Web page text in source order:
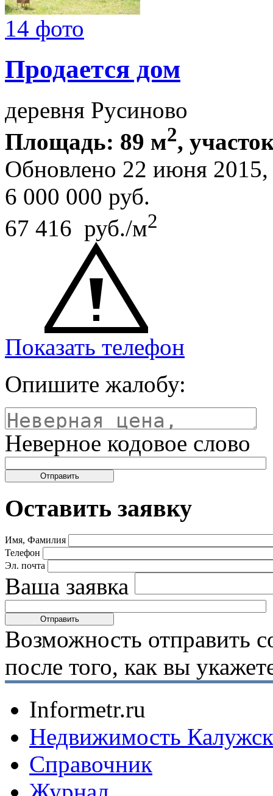
14 фото
Продается дом
деревня Русиново
Площадь: 89 м2,
Обновлено 22 июня
6 000 000 руб.
67 416 руб./м2
Показать телефон
Опишите жалобу:
Неверное кодовое слово
Оставить заявку
Имя, Фамилия
Телефон
Эл. почта
Ваша заявка
Возможность отправить
после того, как вы
Informetr.ru
Недвижимость
Справочник